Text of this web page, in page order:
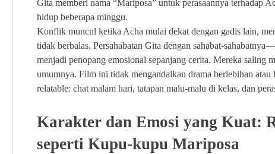
Gita memberi nama “Mariposa” untuk perasaannya terhadap
hidup beberapa minggu.
Konflik muncul ketika Acha mulai dekat dengan gadis lain,
tidak berbalas. Persahabatan Gita dengan sahabat-
menjadi penopang emosional sepanjang cerita. Mereka saling
umumnya. Film ini tidak mengandalkan drama berlebihan
relatable: chat malam hari, tatapan malu-malu di kelas, dan
Karakter dan Emosi yang Kuat:
seperti Kupu-kupu Mariposa